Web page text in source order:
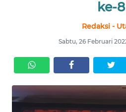
ke-8
Redaksi -
Sabtu, 26 Februari
SERBA-
SERBI
OPINI